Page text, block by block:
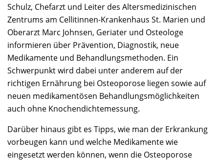
Schulz, Chefarzt und Leiter des Altersmedizinischen
Zentrums am Cellitinnen-Krankenhaus St. Marien und
Oberarzt Marc Johnsen, Geriater und Osteologe
informieren über Prävention, Diagnostik, neue
Medikamente und Behandlungsmethoden. Ein
Schwerpunkt wird dabei unter anderem auf der
richtigen Ernährung bei Osteoporose liegen sowie auf
neuen medikamentösen Behandlungsmöglichkeiten
auch ohne Knochendichtemessung.
Darüber hinaus gibt es Tipps, wie man der Erkrankung
vorbeugen kann und welche Medikamente wie
eingesetzt werden können, wenn die Osteoporose